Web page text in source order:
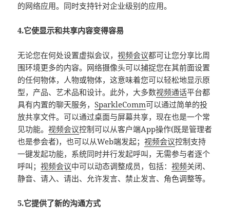
的网络应用。同时支持针对企业级别的应用。
4.它使显示和共享内容变得容易
无论您在何处设置虚拟会议，视频会议都可让您分享比周
围环境更多的内容。网络摄像头可以捕捉您在其前面设置
的任何物体，人物或物体，这意味着您可以轻松地显示原
型，产品、艺术品和设计。此外，大多数视频通话平台都
具有内置的聊天服务，SparkleComm可以通过简单的投
放共享文件。可以通过桌面与屏幕共享，现在也是一个常
见功能。视频会议控制可以从客户端App操作(既是管理者
也是参会者)，也可以从Web端发起；视频会议控制支持
一键发起功能，系统同时并行发起呼叫，无需参与者逐个
呼叫；视频会议中可以动态调整成员，包括：视频关闭、
静音、请入、请出、允许发言、禁止发言、角色调整等。
5.它提供了新的沟通方式